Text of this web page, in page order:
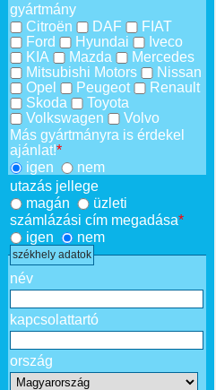
gyártmány
Citroën
DAF
FIAT
Ford
Hyundai
Iveco
KIA
Mazda
Mercedes
Mitsubishi Motors
Nissan
Opel
Peugeot
Renault
Skoda
Toyota
Volkswagen
Volvo
Más gyártmányra is érdekel
ajánlat!*
igen
nem
utazás jellege
magán
üzleti
számlázási cím megadása*
igen
nem
székhely adatok
név
kapcsolattartó
ország